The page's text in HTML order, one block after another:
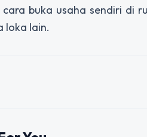
cara buka usaha sendiri di
loka lain.